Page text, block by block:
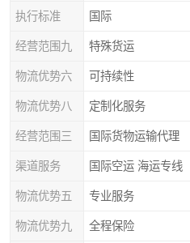
执行标准 国际
经营范围九 特殊货运
物流优势六 可持续性
物流优势八 定制化服务
经营范围三 国际货物运输代理
渠道服务 国际空运 海运专线
物流优势五 专业服务
物流优势九 全程保险